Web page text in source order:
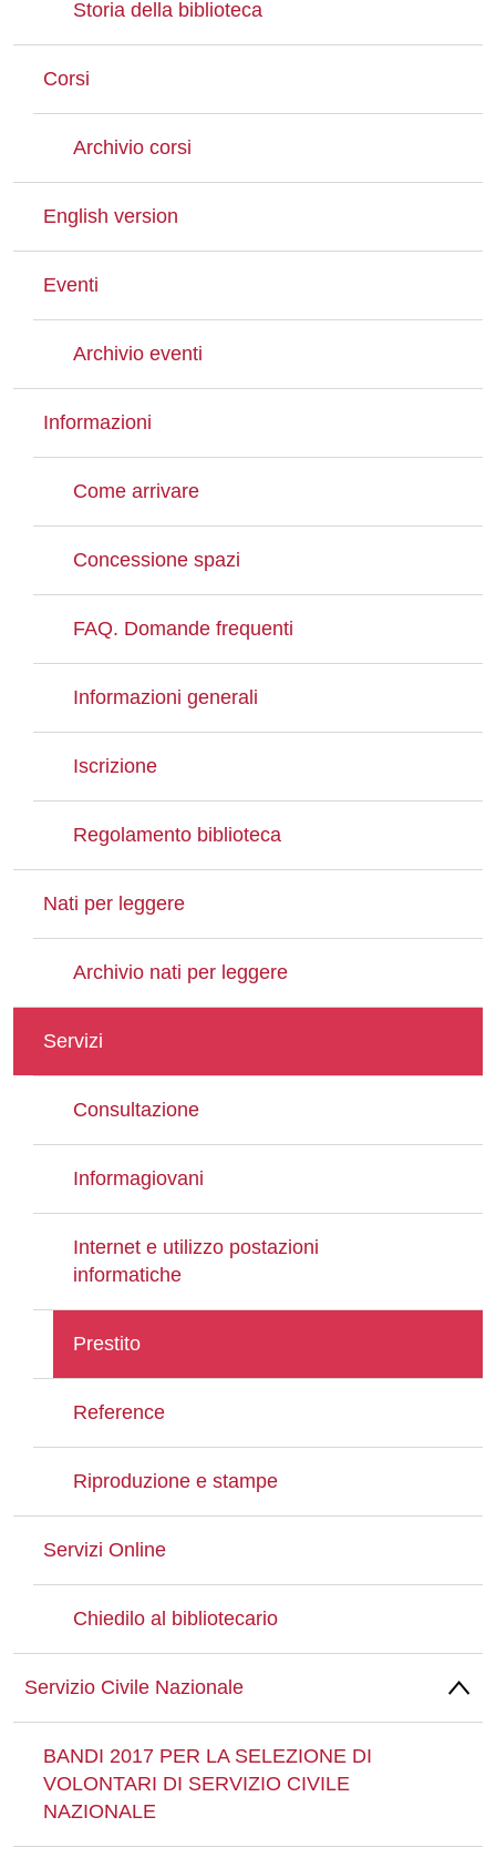
Storia della biblioteca
Corsi
Archivio corsi
English version
Eventi
Archivio eventi
Informazioni
Come arrivare
Concessione spazi
FAQ. Domande frequenti
Informazioni generali
Iscrizione
Regolamento biblioteca
Nati per leggere
Archivio nati per leggere
Servizi
Consultazione
Informagiovani
Internet e utilizzo postazioni
informatiche
Prestito
Reference
Riproduzione e stampe
Servizi Online
Chiedilo al bibliotecario
Servizio Civile Nazionale
BANDI 2017 PER LA SELEZIONE DI
VOLONTARI DI SERVIZIO CIVILE
NAZIONALE